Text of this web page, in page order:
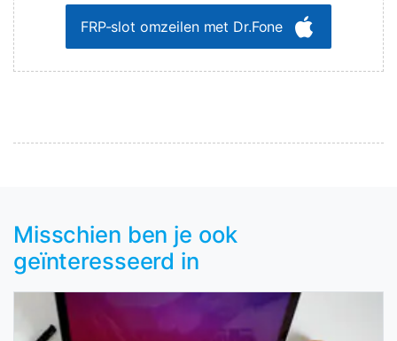
FRP-slot omzeilen met Dr.Fone
Misschien ben je ook
geïnteresseerd in